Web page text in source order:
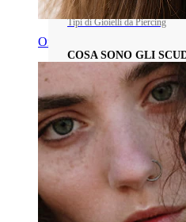
Orecchio
Tipi di Gioielli da Piercing
COSA SONO GLI
UTILIZZO, TIPI E
Scopri il fascino degli
materiali e quando
piercing al capezzolo o
piercing!
Leggi di più